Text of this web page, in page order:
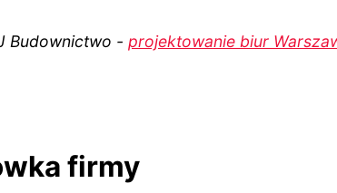
Budownictwo -projektowanie biur
firmy